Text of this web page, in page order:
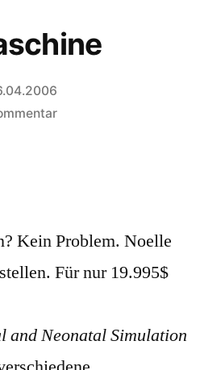
zu
Kein Problem. Noelle
Für nur 19.995$
and Neonatal Simulation